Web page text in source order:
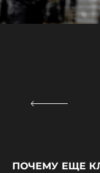
ПОЧЕМУ ЕЩЕ